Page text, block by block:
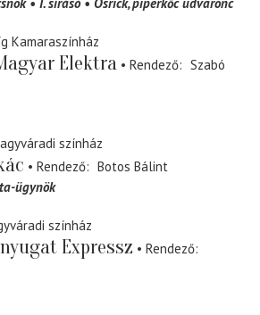
Kamaraszínház
Elektra Rendező
Szabó
színház
Rendező
Botos Bálint
ügynök
színház
Expressz
Rendező